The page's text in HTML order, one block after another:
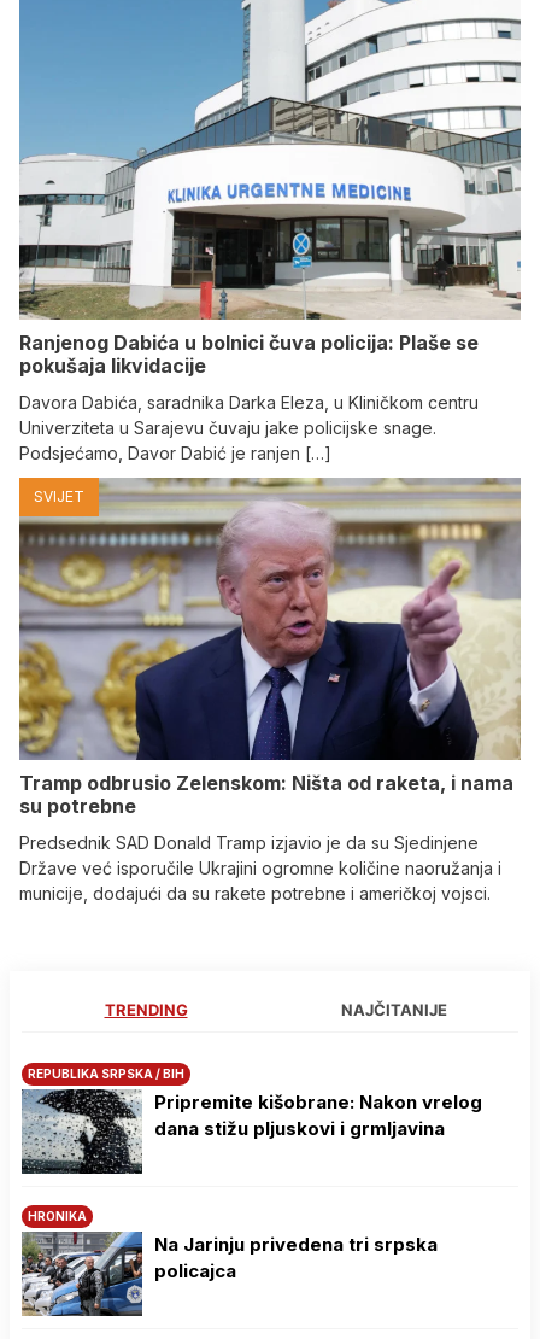
Ranjenog Dabića u bolnici čuva policija: Plaše se
pokušaja likvidacije
Davora Dabića, saradnika Darka Eleza, u Kliničkom centru
Univerziteta u Sarajevu čuvaju jake policijske snage.
Podsjećamo, Davor Dabić je ranjen […]
SVIJET
Tramp odbrusio Zelenskom: Ništa od raketa, i nama
su potrebne
Predsednik SAD Donald Tramp izjavio je da su Sjedinjene
Države već isporučile Ukrajini ogromne količine naoružanja i
municije, dodajući da su rakete potrebne i američkoj vojsci.
TRENDING NAJČITANIJE
REPUBLIKA SRPSKA / BIH
Pripremite kišobrane: Nakon vrelog
dana stižu pljuskovi i grmljavina
HRONIKA
Na Јarinju privedena tri srpska
policajca